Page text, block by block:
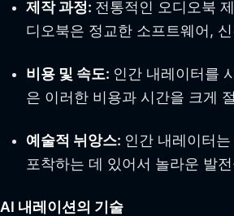
제작 과정: 전통적인 오디오북
디오북은 정교한 소프트웨어,
비용 및 속도: 인간 내레이터를
은 이러한 비용과 시간을 크게
예술적 뉘앙스: 인간 내레이터
포착하는 데 있어서 놀라운 발
AI 내레이션의 기술